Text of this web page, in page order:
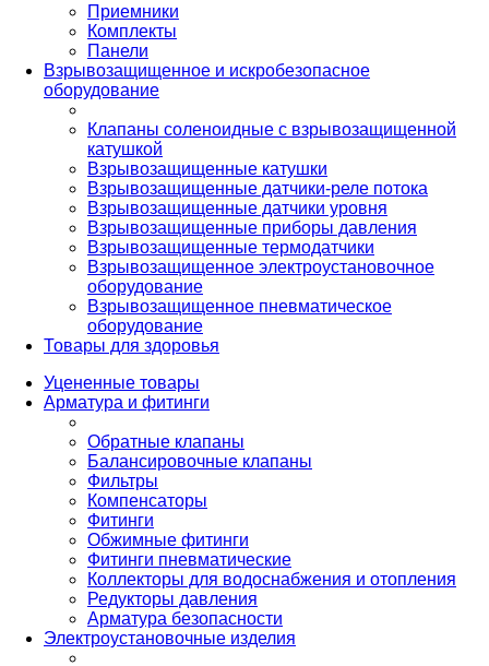
Приемники
Комплекты
Панели
Взрывозащищенное и искробезопасное
оборудование
Клапаны соленоидные с взрывозащищенной
катушкой
Взрывозащищенные катушки
Взрывозащищенные датчики-реле потока
Взрывозащищенные датчики уровня
Взрывозащищенные приборы давления
Взрывозащищенные термодатчики
Взрывозащищенное электроустановочное
оборудование
Взрывозащищенное пневматическое
оборудование
Товары для здоровья
Уцененные товары
Арматура и фитинги
Обратные клапаны
Балансировочные клапаны
Фильтры
Компенсаторы
Фитинги
Обжимные фитинги
Фитинги пневматические
Коллекторы для водоснабжения и отопления
Редукторы давления
Арматура безопасности
Электроустановочные изделия